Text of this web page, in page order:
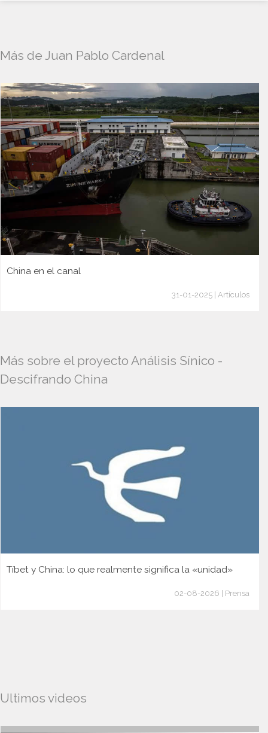
Más de Juan Pablo Cardenal
China en el canal
31-01-2025 | Artículos
Más sobre el proyecto Análisis Sínico -
Descifrando China
Tíbet y China: lo que realmente significa la «unidad»
02-08-2026 | Prensa
Ultimos videos